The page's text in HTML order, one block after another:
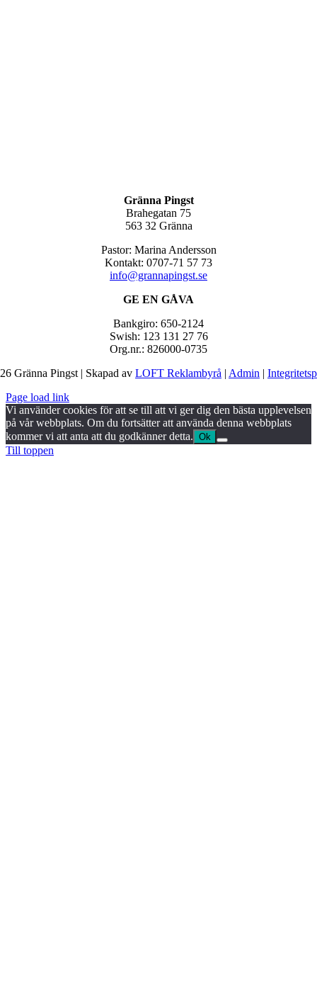
Gränna Pingst
Brahegatan 75
563 32 Gränna
Pastor: Marina Andersson
Kontakt: 0707-71 57 73
info@grannapingst.se
GE EN GÅVA
Bankgiro: 650-2124
Swish: 123 131 27 76
Org.nr.: 826000-0735
Gränna Pingst | Skapad av LOFT Reklambyrå | Admin |
Page load link
Vi använder cookies för att se till att vi ger dig den bästa upplevelsen
på vår webbplats. Om du fortsätter att använda denna webbplats
kommer vi att anta att du godkänner detta. Ok
Till toppen